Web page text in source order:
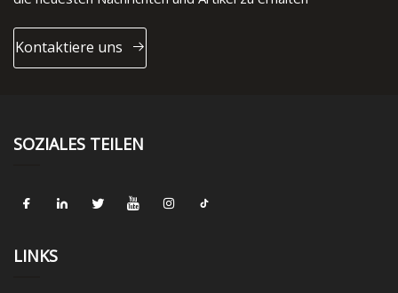
Kontaktiere uns
SOZIALES TEILEN
LINKS